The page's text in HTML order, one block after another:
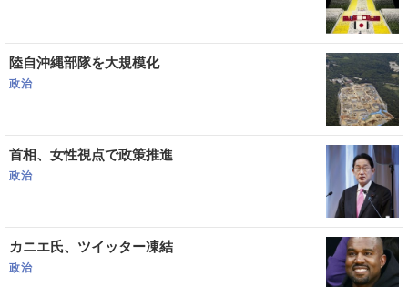
リリース ショップ
陸自沖縄部隊を大規模化
政治
首相、女性視点で政策推進
政治
カニエ氏、ツイッター凍結
政治